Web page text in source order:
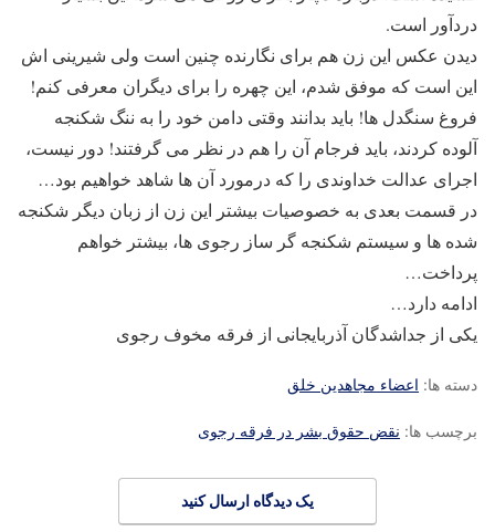
دردآور است.
دیدن عکس این زن هم برای نگارنده چنین است ولی شیرینی اش
این است که موفق شدم، این چهره را برای دیگران معرفی کنم!
فروغ سنگدل ها! باید بدانند وقتی دامن خود را به ننگ شکنجه
آلوده کردند، باید فرجام آن را هم در نظر می گرفتند! دور نیست،
اجرای عدالت خداوندی را که درمورد آن ها شاهد خواهیم بود…
در قسمت بعدی به خصوصیات بیشتر این زن از زبان دیگر شکنجه
شده ها و سیستم شکنجه گر ساز رجوی ها، بیشتر خواهم
پرداخت…
ادامه دارد…
یکی از جداشدگان آذربایجانی از فرقه مخوف رجوی
دسته ها: اعضاء مجاهدین خلق
برچسب ها: نقض حقوق بشر در فرقه رجوی
یک دیدگاه ارسال کنید